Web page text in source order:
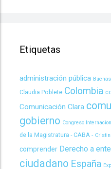
Etiquetas
administración pública
Claudia Poblete Colombia
Comunicación Clara
gobierno Congreso
de la Magistratura - CABA -
comprender Derecho a
ciudadano España